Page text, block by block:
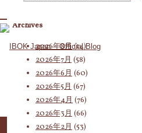
対
Archives
2026年8月(14)
2026年7月 (58)
2026年6月 (60)
2026年5月 (67)
2026年4月 (76)
2026年3月 (66)
2026年2月 (53)